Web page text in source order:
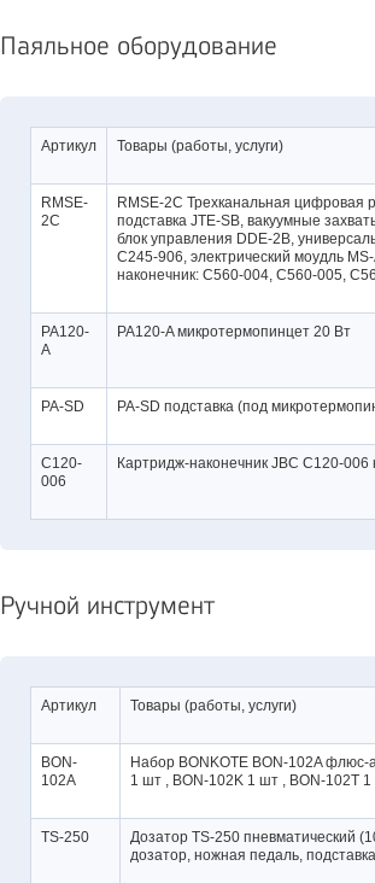
Паяльное оборудование
Артикул Товары (работы, услуги)
RMSE-
2С
RMSE-2С Трехканальная цифровая
подставка JTE-SB, вакуумные
блок управления DDE-2B,
C245-906, электрический моудль
наконечник: С560-004, С560-005,
PA120-
A
PA120-A микротермопинцет 20 Вт
PA-SD PA-SD подставка (под
C120-
006
Картридж-наконечник JBC C120-
Ручной инструмент
Артикул Товары (работы, услуги)
BON-
102А
Набор BONKOTE BON-102A
1 шт , BON-102K 1 шт , BON-102T
TS-250 Дозатор TS-250 пневматический
дозатор, ножная педаль,